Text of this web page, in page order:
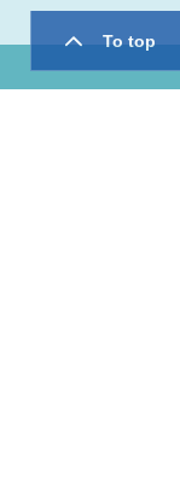
To top